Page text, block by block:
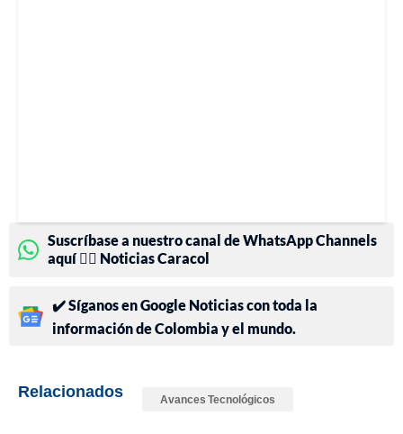
Suscríbase a nuestro canal de WhatsApp Channels
aquí 👉🏻 Noticias Caracol
✔️ Síganos en Google Noticias con toda la
información de Colombia y el mundo.
Relacionados Avances Tecnológicos